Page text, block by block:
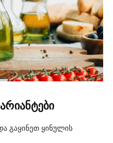
გაყინეთ ყინულის